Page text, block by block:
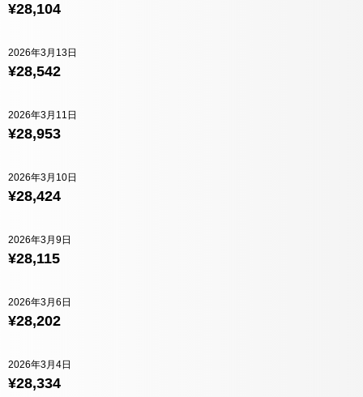
¥28,104
¥28,542
2026年3月13日
¥28,953
2026年3月11日
¥28,424
2026年3月10日
¥28,115
2026年3月9日
¥28,202
2026年3月6日
¥28,334
2026年3月4日